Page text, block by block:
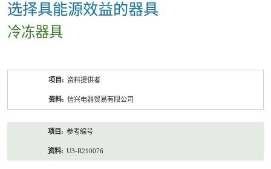
选择具能源效益的器具
冷冻器具
资料提供者
信兴电器贸易有限公司
参考编号
U3-R210076